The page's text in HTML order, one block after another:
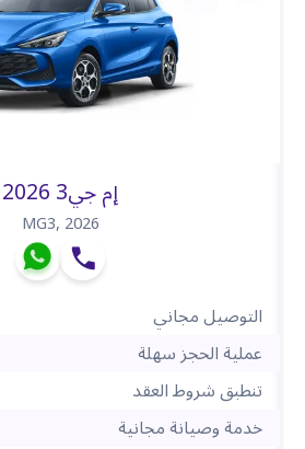
إم جي3 2026
MG3,2026
التوصيل مجاني
عملية الحجز سهلة
تنطبق شروط العقد
خدمة وصيانة مجانية